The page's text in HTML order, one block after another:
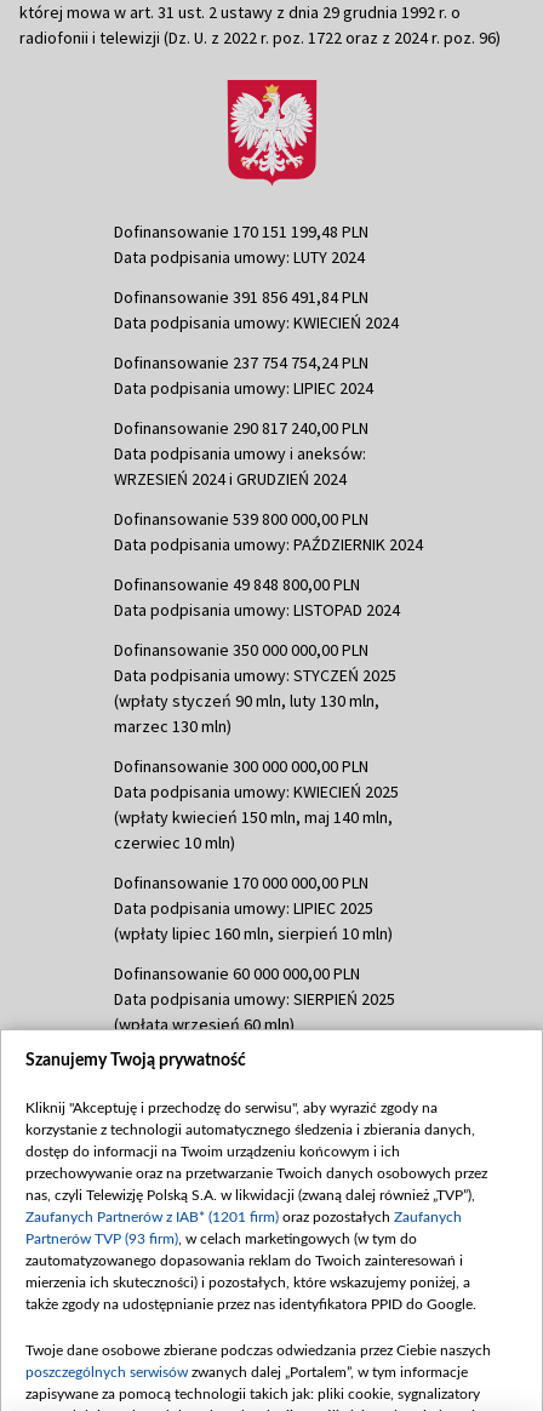
której mowa w art. 31 ust. 2 ustawy z dnia 29 grudnia 1992 r. o
radiofonii i telewizji (Dz. U. z 2022 r. poz. 1722 oraz z 2024 r. poz. 96)
Dofinansowanie 170 151 199,48 PLN
Data podpisania umowy: LUTY 2024
Dofinansowanie 391 856 491,84 PLN
Data podpisania umowy: KWIECIEŃ 2024
Dofinansowanie 237 754 754,24 PLN
Data podpisania umowy: LIPIEC 2024
Dofinansowanie 290 817 240,00 PLN
Data podpisania umowy i aneksów:
WRZESIEŃ 2024 i GRUDZIEŃ 2024
Dofinansowanie 539 800 000,00 PLN
Data podpisania umowy: PAŹDZIERNIK 2024
Dofinansowanie 49 848 800,00 PLN
Data podpisania umowy: LISTOPAD 2024
Dofinansowanie 350 000 000,00 PLN
Data podpisania umowy: STYCZEŃ 2025
(wpłaty styczeń 90 mln, luty 130 mln,
marzec 130 mln)
Dofinansowanie 300 000 000,00 PLN
Data podpisania umowy: KWIECIEŃ 2025
(wpłaty kwiecień 150 mln, maj 140 mln,
czerwiec 10 mln)
Dofinansowanie 170 000 000,00 PLN
Data podpisania umowy: LIPIEC 2025
(wpłaty lipiec 160 mln, sierpień 10 mln)
Dofinansowanie 60 000 000,00 PLN
Data podpisania umowy: SIERPIEŃ 2025
(wpłata wrzesień 60 mln)
Dofinansowanie 635 783 051,21 PLN
(wpłata wrzesień 100 mln, październik 350
mln, listopad 265 mln)
Dofinansowanie 48 862 000,00 PLN
Data podpisania umowy: GRUDZIEŃ 2025
(wpłata grudzień 60,548 mln)
Dofinansowanie 900 000 000,00 PLN
Data podpisania umowy: LUTY 2026 (wpłata
kwiecień 180 mln, 7 maja 180 mln, 8
czerwca 90 mln)
Szanujemy Twoją prywatność
Kliknij "Akceptuję i przechodzę do serwisu", aby wyrazić zgody na
korzystanie z technologii automatycznego śledzenia i zbierania danych,
dostęp do informacji na Twoim urządzeniu końcowym i ich
przechowywanie oraz na przetwarzanie Twoich danych osobowych przez
nas, czyli Telewizję Polską S.A. w likwidacji (zwaną dalej również „TVP”),
Zaufanych Partnerów z IAB* (1201 firm) oraz pozostałych Zaufanych
Partnerów TVP (93 firm) , w celach marketingowych (w tym do
zautomatyzowanego dopasowania reklam do Twoich zainteresowań i
mierzenia ich skuteczności) i pozostałych, które wskazujemy poniżej, a
także zgody na udostępnianie przez nas identyfikatora PPID do Google.
Twoje dane osobowe zbierane podczas odwiedzania przez Ciebie naszych
poszczególnych serwisów zwanych dalej „Portalem”, w tym informacje
zapisywane za pomocą technologii takich jak: pliki cookie, sygnalizatory